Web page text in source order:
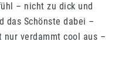
– nicht zu dick und
das Schönste dabei –
nur verdammt cool aus –